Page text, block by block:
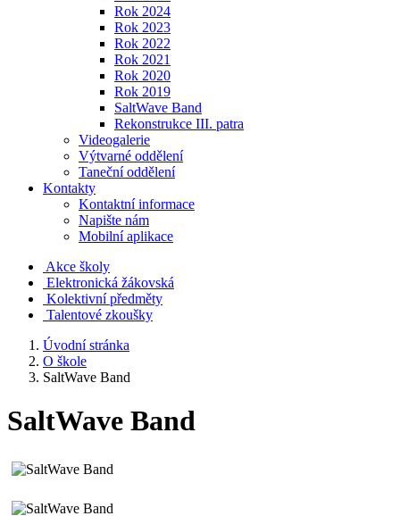
Rok 2024
Rok 2023
Rok 2022
Rok 2021
Rok 2020
Rok 2019
SaltWave Band
Rekonstrukce III. patra
Videogalerie
Výtvarné oddělení
Taneční oddělení
Kontakty
Kontaktní informace
Napište nám
Mobilní aplikace
Akce školy
Elektronická žákovská
Kolektivní předměty
Talentové zkoušky
Úvodní stránka
O škole
SaltWave Band
SaltWave Band